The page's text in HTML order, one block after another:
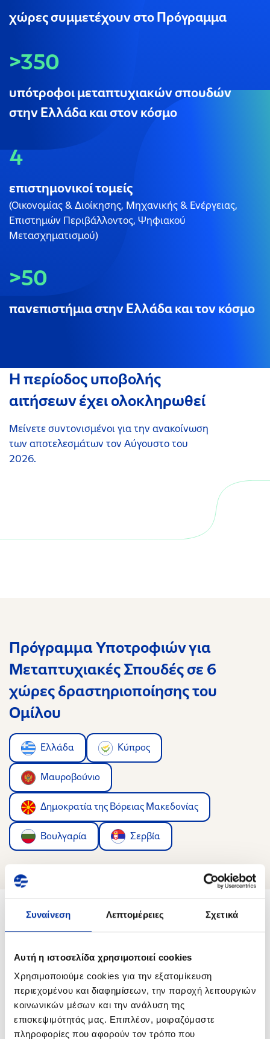
Συναίνεση Λεπτομέρειες Σχετικά
Αυτή η ιστοσελίδα χρησιμοποιεί cookies
Χρησιμοποιούμε cookies για την εξατομίκευση
περιεχομένου και διαφημίσεων, την παροχή λειτουργιών
κοινωνικών μέσων και την ανάλυση της
επισκεψιμότητάς μας. Επιπλέον, μοιραζόμαστε
πληροφορίες που αφορούν τον τρόπο που
χώρες συμμετέχουν στο Πρόγραμμα
>350
υπότροφοι μεταπτυχιακών σπουδών
στην Ελλάδα και στον κόσμο
4
επιστημονικοί τομείς
(Οικονομίας & Διοίκησης, Μηχανικής & Ενέργειας,
Επιστημών Περιβάλλοντος, Ψηφιακού
Μετασχηματισμού)
>50
πανεπιστήμια στην Ελλάδα και τον κόσμο
Η περίοδος υποβολής
αιτήσεων έχει ολοκληρωθεί
Μείνετε συντονισμένοι για την ανακοίνωση
των αποτελεσμάτων τον Αύγουστο του
2026.
Πρόγραμμα Υποτροφιών για
Μεταπτυχιακές Σπουδές σε 6
χώρες δραστηριοποίησης του
Ομίλου
Ελλάδα Κύπρος
Μαυροβούνιο
Δημοκρατία της Βόρειας Μακεδονίας
Βουλγαρία Σερβία
Με τα λόγια των υποτρόφων μας